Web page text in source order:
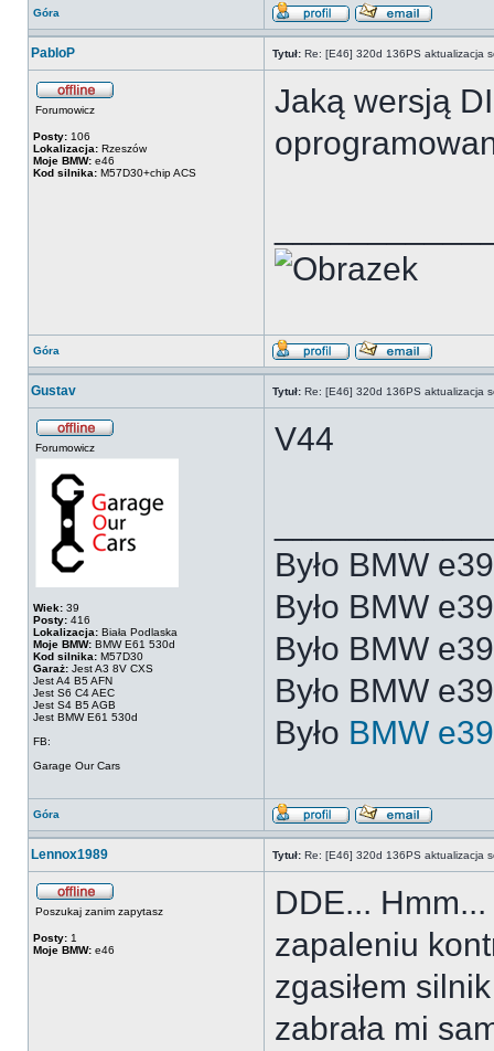
Góra
PabloP Tytuł: Re: [E46] 320d 136PS aktualizacja
Forumowicz
Posty: 106
Lokalizacja: Rzeszów
Moje BMW: e46
Kod silnika: M57D30+chip ACS
Jaką wersją
Góra
Gustav Tytuł: Re: [E46] 320d 136PS aktualizacja
Forumowicz
Wiek: 39
Posty: 416
Lokalizacja: Biała Podlaska
Moje BMW: BMW E61 530d
Kod silnika: M57D30
Garaż: Jest A3 8V CXS
Jest A4 B5 AFN
Jest S6 C4 AEC
Jest S4 B5 AGB
Jest BMW E61 530d
FB:
Garage Our Cars
V44
Było BMW
Było BMW
Było BMW
Było BMW
Było BMW
Góra
Lennox1989 Tytuł: Re: [E46] 320d 136PS aktualizacja
Poszukaj zanim zapytasz
Posty: 1
Moje BMW: e46
DDE...
zapaleniu
zgasiłem
zabrała mi